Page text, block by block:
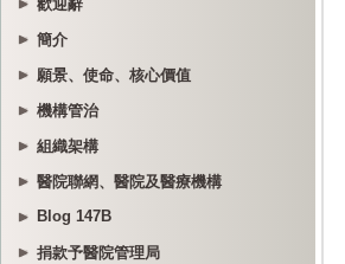
歡迎辭
簡介
願景、使命、核心價值
機構管治
組織架構
醫院聯網、醫院及醫療機構
Blog 147B
捐款予醫院管理局